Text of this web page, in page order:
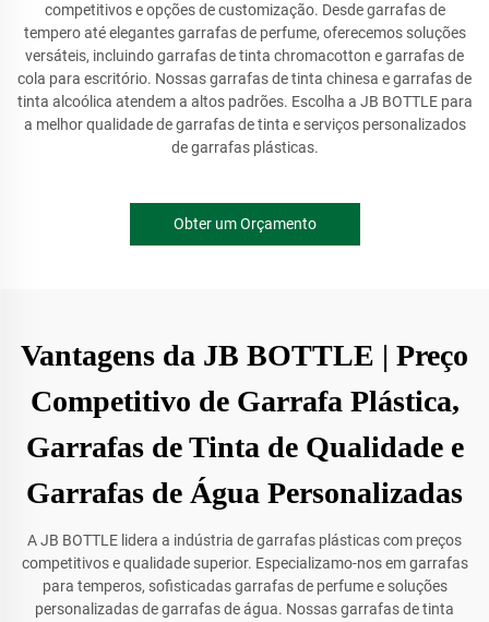
competitivos e opções de customização. Desde garrafas de
tempero até elegantes garrafas de perfume, oferecemos soluções
versáteis, incluindo garrafas de tinta chromacotton e garrafas de
cola para escritório. Nossas garrafas de tinta chinesa e garrafas de
tinta alcoólica atendem a altos padrões. Escolha a JB BOTTLE para
a melhor qualidade de garrafas de tinta e serviços personalizados
de garrafas plásticas.
Obter um Orçamento
Vantagens da JB BOTTLE | Preço
Competitivo de Garrafa Plástica,
Garrafas de Tinta de Qualidade e
Garrafas de Água Personalizadas
A JB BOTTLE lidera a indústria de garrafas plásticas com preços
competitivos e qualidade superior. Especializamo-nos em garrafas
para temperos, sofisticadas garrafas de perfume e soluções
personalizadas de garrafas de água. Nossas garrafas de tinta